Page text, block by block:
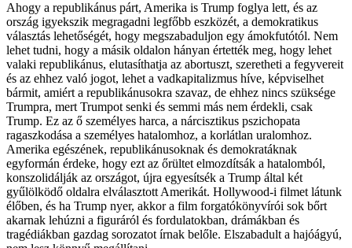
Ahogy a republikánus párt, Amerika is Trump foglya lett, és az
ország igyekszik megragadni legfőbb eszközét, a demokratikus
választás lehetőségét, hogy megszabaduljon egy ámokfutótól. Nem
lehet tudni, hogy a másik oldalon hányan értették meg, hogy lehet
valaki republikánus, elutasíthatja az abortuszt, szeretheti a fegyvereit
és az ehhez való jogot, lehet a vadkapitalizmus híve, képviselhet
bármit, amiért a republikánusokra szavaz, de ehhez nincs szüksége
Trumpra, mert Trumpot senki és semmi más nem érdekli, csak
Trump. Ez az ő személyes harca, a nárcisztikus pszichopata
ragaszkodása a személyes hatalomhoz, a korlátlan uralomhoz.
Amerika egészének, republikánusoknak és demokratáknak
egyformán érdeke, hogy ezt az őrültet elmozdítsák a hatalomból,
konszolidálják az országot, újra egyesítsék a Trump által két
gyűlölködő oldalra elválasztott Amerikát. Hollywood-i filmet látunk
élőben, és ha Trump nyer, akkor a film forgatókönyvírói sok bőrt
akarnak lehúzni a figuráról és fordulatokban, drámákban és
tragédiákban gazdag sorozatot írnak belőle. Elszabadult a hajóágyú,